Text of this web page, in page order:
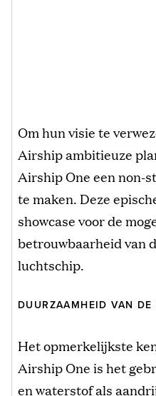
Om hun visie te
Airship ambitieuze
Airship One een non-
te maken. Deze
showcase voor de
betrouwbaarheid van
luchtschip.
DUURZAAMHEID VAN
Het opmerkelijkste
Airship One is het
en waterstof als